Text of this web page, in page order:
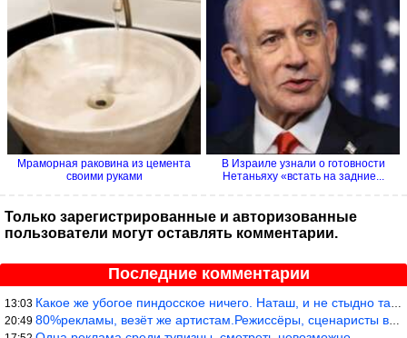
Мраморная раковина из цемента
своими руками
В Израиле узнали о готовности
Нетаньяху «встать на задние...
Только зарегистрированные и авторизованные
пользователи могут оставлять комментарии.
Последние комментарии
13:03 Какое же убогое пиндосское ничего. Наташ, и не стыдно такую фигн
20:49 80%рекламы, везёт же артистам.Режиссёры, сценаристы вы где или к